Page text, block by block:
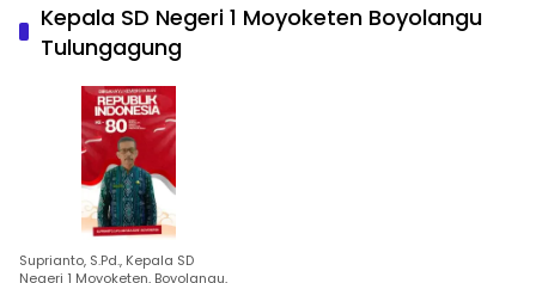
Kepala SD Negeri 1 Moyoketen Boyolangu
Tulungagung
Suprianto, S.Pd., Kepala SD
Negeri 1 Moyoketen, Boyolangu,